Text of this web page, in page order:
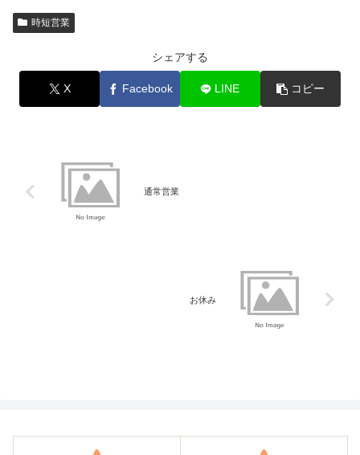
時短営業
シェアする
X Facebook LINE コピー
通常営業
お休み